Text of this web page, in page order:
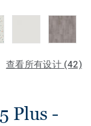
查看所有设计 (42)
Plus -